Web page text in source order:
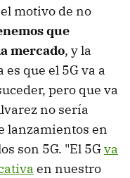
motivo de no
que
mercado, y la
que el 5G va a
pero que va
no sería
lanzamientos en
son 5G. "El 5Gva
en nuestro